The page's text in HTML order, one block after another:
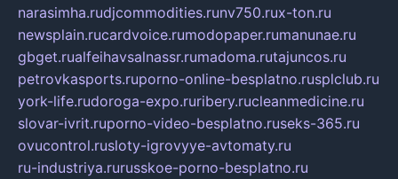
narasimha.rudjcommodities.runv750.rux-ton.ru
newsplain.rucardvoice.rumodopaper.rumanunae.ru
gbget.rualfeihavsalnassr.rumadoma.rutajuncos.ru
petrovkasports.ruporno-online-besplatno.rusplclub.ru
york-life.rudoroga-expo.ruribery.rucleanmedicine.ru
slovar-ivrit.ruporno-video-besplatno.ruseks-365.ru
ovucontrol.rusloty-igrovyye-avtomaty.ru
ru-industriya.rurusskoe-porno-besplatno.ru